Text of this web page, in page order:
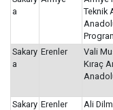
a
Teknik
Sakary
a
Erenler
Vali
Kıraç
Sakary Erenler
Ali